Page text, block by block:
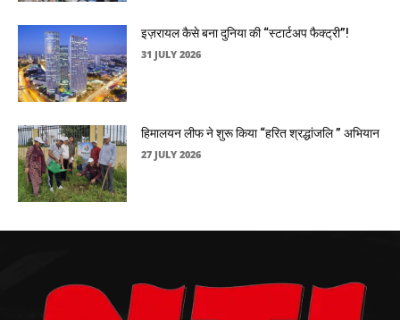
इज़रायल कैसे बना दुनिया की “स्टार्टअप फैक्ट्री”!
31 JULY 2026
हिमालयन लीफ ने शुरू किया “हरित श्रद्धांजलि ” अभियान
27 JULY 2026